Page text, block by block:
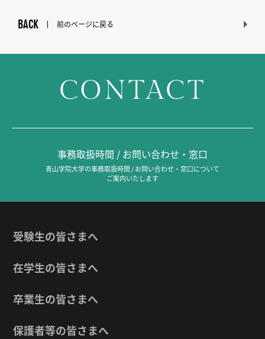
BACK 前のページに戻る
CONTACT
事務取扱時間 / お問い合わせ・窓口
青山学院大学の事務取扱時間 / お問い合わせ・窓口について
ご案内いたします
受験生の皆さまへ
在学生の皆さまへ
卒業生の皆さまへ
保護者等の皆さまへ